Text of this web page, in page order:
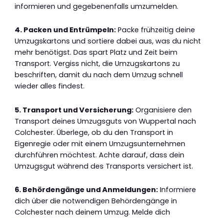
informieren und gegebenenfalls umzumelden.
4. Packen und Entrümpeln: Packe frühzeitig deine
Umzugskartons und sortiere dabei aus, was du nicht
mehr benötigst. Das spart Platz und Zeit beim
Transport. Vergiss nicht, die Umzugskartons zu
beschriften, damit du nach dem Umzug schnell
wieder alles findest.
5. Transport und Versicherung: Organisiere den
Transport deines Umzugsguts von Wuppertal nach
Colchester. Überlege, ob du den Transport in
Eigenregie oder mit einem Umzugsunternehmen
durchführen möchtest. Achte darauf, dass dein
Umzugsgut während des Transports versichert ist.
6. Behördengänge und Anmeldungen: Informiere
dich über die notwendigen Behördengänge in
Colchester nach deinem Umzug. Melde dich